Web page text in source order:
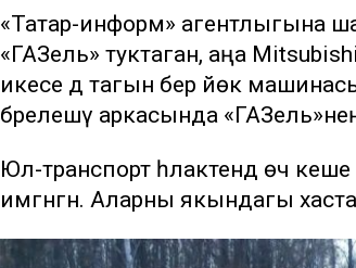
«Татар-информ» агентлыгына
«ГАЗель» туктаган, аңа
икесе дә тагын бер йөк
бәрелешү аркасында
Юл-транспорт һәлакәтендә өч
имгәнгән. Аларны якындагы